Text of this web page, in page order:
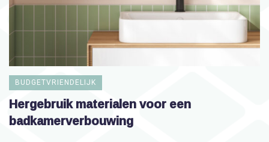
BUDGETVRIENDELIJK
Hergebruik materialen voor een
badkamerverbouwing